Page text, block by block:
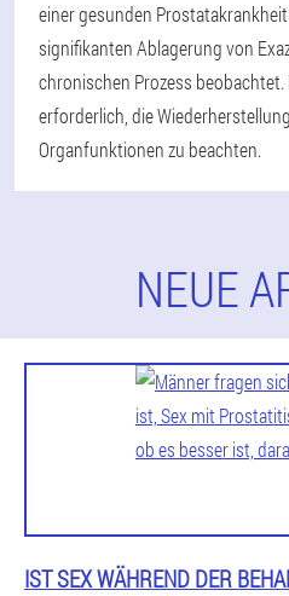
einer gesunden
signifikanten Ablagerung von
chronischen Prozess
erforderlich, die
Organfunktionen zu beachten.
NEUE
IST SEX WÄHREND DER